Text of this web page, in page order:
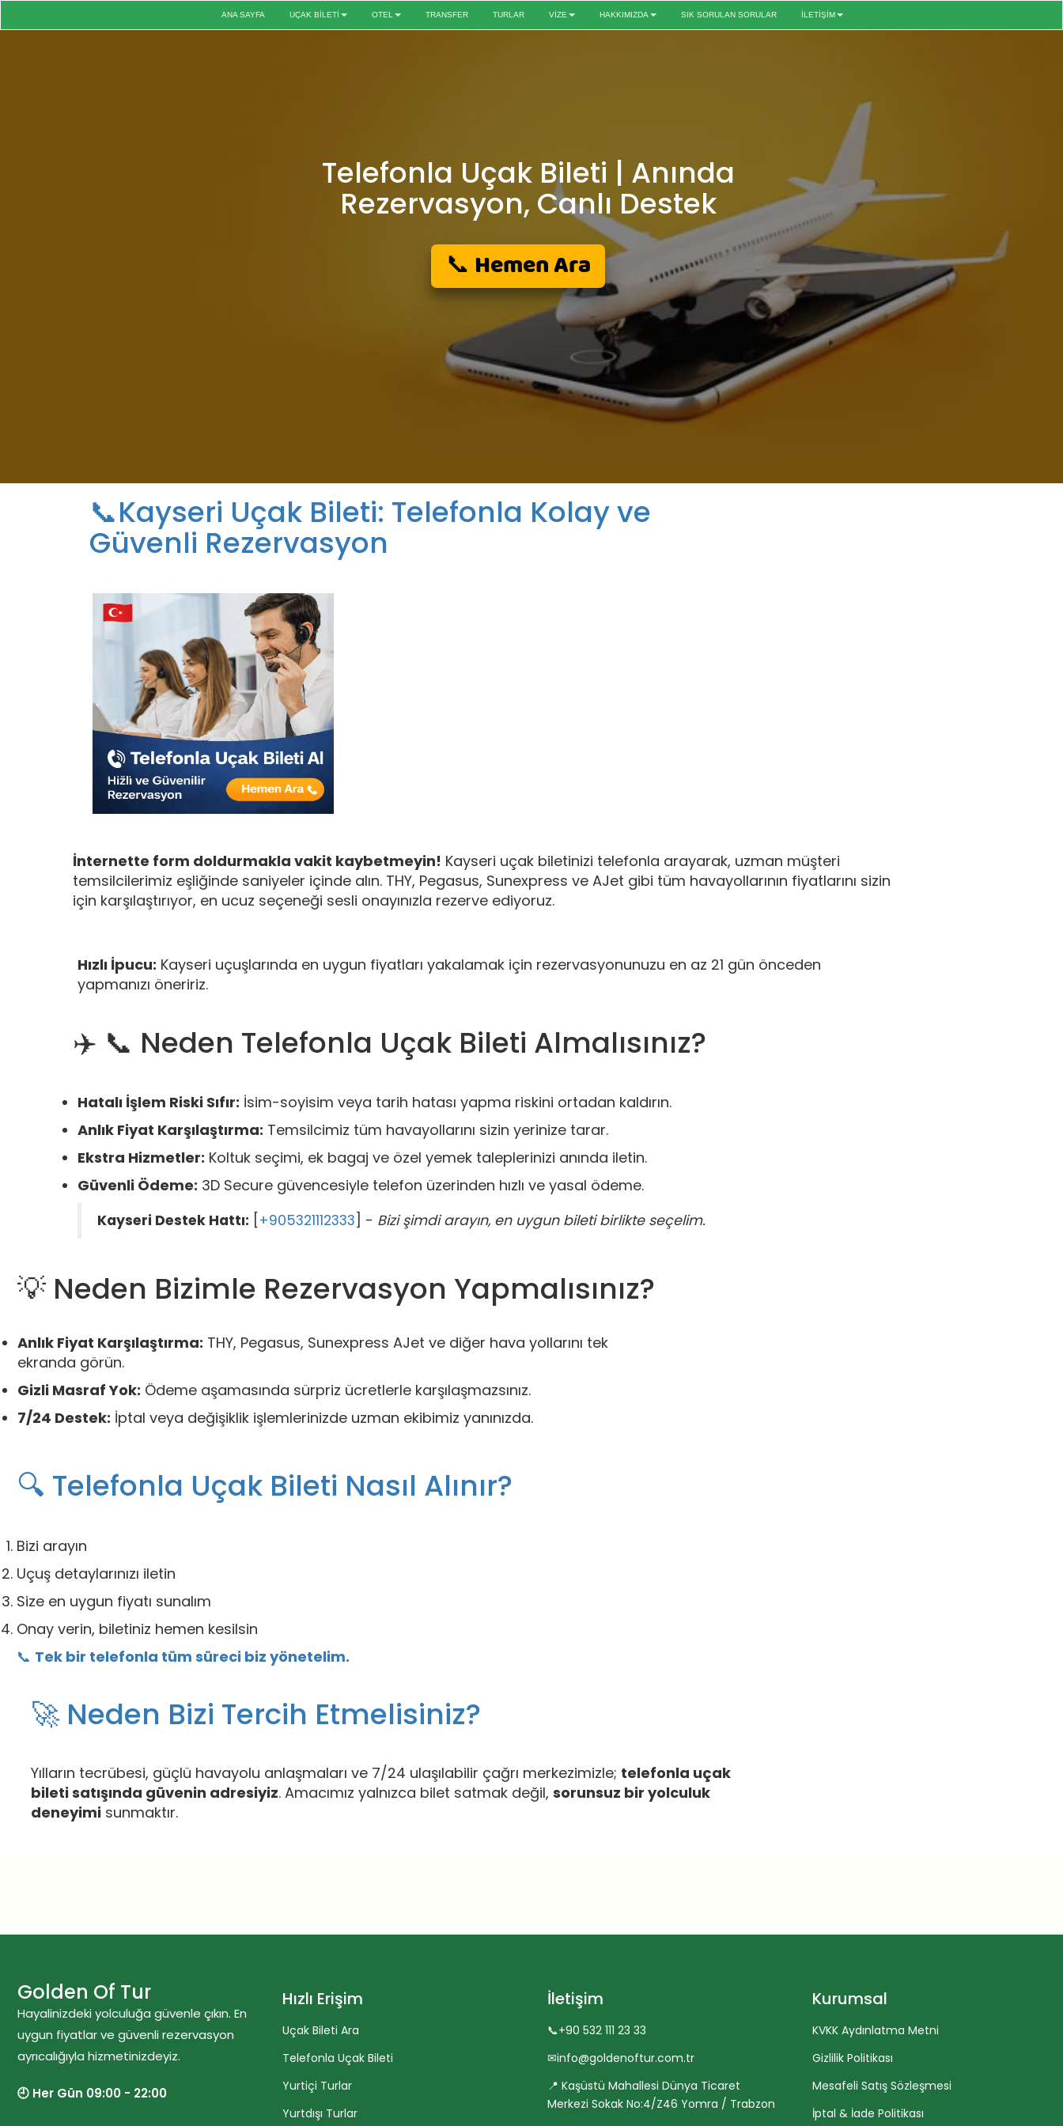
📞 Hemen Ara
Anlık Fiyat Karşılaştırma: THY, Pegasus, Sunexpress AJet ve diğer hava yollarını tek
ekranda görün.
Gizli Masraf Yok: Ödeme aşamasında sürpriz ücretlerle karşılaşmazsınız.
7/24 Destek: İptal veya değişiklik işlemlerinizde uzman ekibimiz yanınızda.
🚀 Neden Bizi Tercih Etmelisiniz?
Bizi arayın
Uçuş detaylarınızı iletin
Size en uygun fiyatı sunalım
Onay verin, biletiniz hemen kesilsin
📞 Tek bir telefonla tüm süreci biz yönetelim.
🔍 Telefonla Uçak Bileti Nasıl Alınır?
Yılların tecrübesi, güçlü havayolu anlaşmaları ve 7/24 ulaşılabilir çağrı merkezimizle; telefonla uçak
bileti satışında güvenin adresiyiz. Amacımız yalnızca bilet satmak değil, sorunsuz bir yolculuk
deneyimi sunmaktır.
✈️ 📞 Neden Telefonla Uçak Bileti Almalısınız?
İnternette form doldurmakla vakit kaybetmeyin! Kayseri uçak biletinizi telefonla arayarak, uzman müşteri
temsilcilerimiz eşliğinde saniyeler içinde alın. THY, Pegasus, Sunexpress ve AJet gibi tüm havayollarının fiyatlarını sizin
için karşılaştırıyor, en ucuz seçeneği sesli onayınızla rezerve ediyoruz.
Hızlı İpucu: Kayseri uçuşlarında en uygun fiyatları yakalamak için rezervasyonunuzu en az 21 gün önceden
yapmanızı öneririz.
Telefonla Uçak Bileti | Anında
Rezervasyon, Canlı Destek
💡 Neden Bizimle Rezervasyon Yapmalısınız?
📞Kayseri Uçak Bileti: Telefonla Kolay ve
Güvenli Rezervasyon
Hatalı İşlem Riski Sıfır: İsim-soyisim veya tarih hatası yapma riskini ortadan kaldırın.
Anlık Fiyat Karşılaştırma: Temsilcimiz tüm havayollarını sizin yerinize tarar.
Ekstra Hizmetler: Koltuk seçimi, ek bagaj ve özel yemek taleplerinizi anında iletin.
Güvenli Ödeme: 3D Secure güvencesiyle telefon üzerinden hızlı ve yasal ödeme.
Kayseri Destek Hattı: +905321112333 ] - Bizi şimdi arayın, en uygun bileti birlikte seçelim.
ANA SAYFA UÇAK BİLETİ OTEL TRANSFER TURLAR VİZE HAKKIMIZDA SIK SORULAN SORULAR İLETİŞİM
Golden Of Tur
Hayalinizdeki yolculuğa güvenle çıkın. En
uygun fiyatlar ve güvenli rezervasyon
ayrıcalığıyla hizmetinizdeyiz.
🕘 Her Gün 09:00 - 22:00
Hızlı Erişim
Uçak Bileti Ara
Telefonla Uçak Bileti
Yurtiçi Turlar
Yurtdışı Turlar
İletişim
📞+90 532 111 23 33
✉info@goldenoftur.com.tr
📍 Kaşüstü Mahallesi Dünya Ticaret
Merkezi Sokak No:4/Z46 Yomra / Trabzon
Kurumsal
KVKK Aydınlatma Metni
Gizlilik Politikası
Mesafeli Satış Sözleşmesi
İptal & İade Politikası